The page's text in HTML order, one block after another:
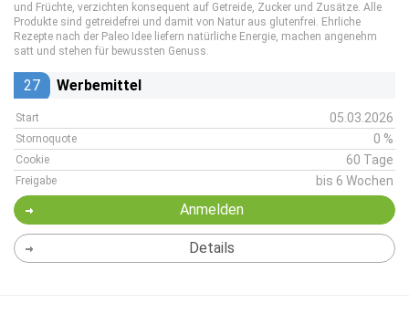
und Früchte, verzichten konsequent auf Getreide, Zucker und Zusätze. Alle
Produkte sind getreidefrei und damit von Natur aus glutenfrei. Ehrliche
Rezepte nach der Paleo Idee liefern natürliche Energie, machen angenehm
satt und stehen für bewussten Genuss.
27 Werbemittel
Start 05.03.2026
Stornoquote 0 %
Cookie 60 Tage
Freigabe bis 6 Wochen
Anmelden
Details